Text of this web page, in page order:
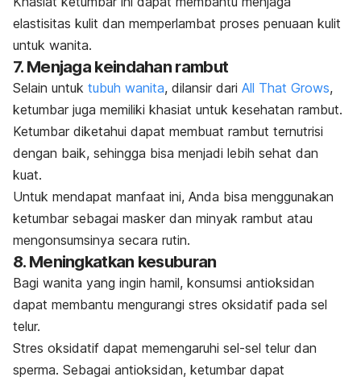
elastisitas kulit dan memperlambat proses penuaan kulit
untuk wanita.
7. Menjaga keindahan rambut
Selain untuk tubuh wanita, dilansir dari All That Grows,
ketumbar juga memiliki khasiat untuk kesehatan rambut.
Ketumbar diketahui dapat membuat rambut ternutrisi
dengan baik, sehingga bisa menjadi lebih sehat dan
kuat.
Untuk mendapat manfaat ini, Anda bisa menggunakan
ketumbar sebagai masker dan minyak rambut atau
mengonsumsinya secara rutin.
8. Meningkatkan kesuburan
Bagi wanita yang ingin hamil, konsumsi antioksidan
dapat membantu mengurangi stres oksidatif pada sel
telur.
Stres oksidatif dapat memengaruhi sel-sel telur dan
sperma. Sebagai antioksidan, ketumbar dapat